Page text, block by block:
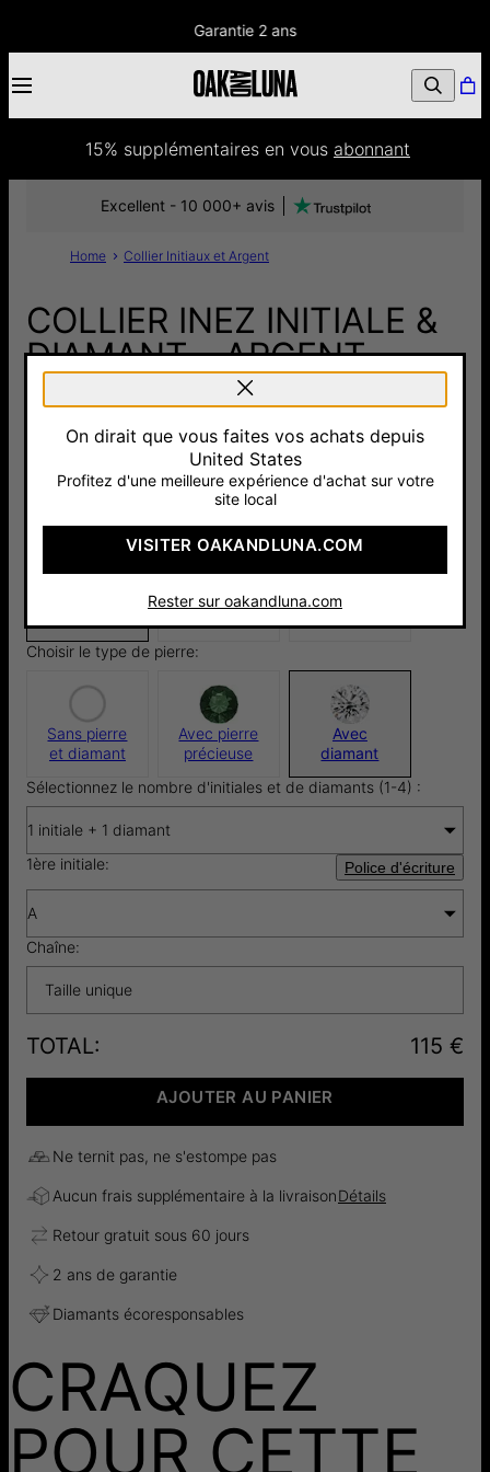
Garantie 2 ans
15% supplémentaires en vous abonnant
Home Collier Initiaux et Argent
COLLIER INEZ INITIALE &
DIAMANT - ARGENT
115 €
Pay with Klarna
30 Avis
Excellent - 10 000+ avis
Argent 925
Plaqué Or 18
carats
Or Vermeil
18cts
Choisir le type de pierre:
Sans pierre
et diamant
Avec pierre
précieuse
Avec
diamant
Sélectionnez le nombre d'initiales et de diamants (1-4) :
1 initiale + 1 diamant
1ère initiale:
Police d'écriture
A
Chaîne:
Taille unique
TOTAL: 115 €
AJOUTER AU PANIER
Ne ternit pas, ne s'estompe pas
Aucun frais supplémentaire à la livraisonDétails
Retour gratuit sous 60 jours
2 ans de garantie
Diamants écoresponsables
CRAQUEZ
POUR CETTE
On dirait que vous faites vos achats depuis
United States
Profitez d'une meilleure expérience d'achat sur votre
site local
VISITER OAKANDLUNA.COM
Rester sur oakandluna.com